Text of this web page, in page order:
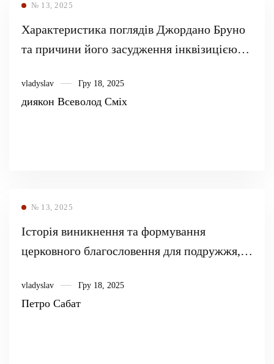
№ 13, 2025
Характеристика поглядів Джордано Бруно
та причини його засудження інквізицією
Джордано Бруно)
vladyslav Гру 18, 2025
диякон Всеволод Сміх
№ 13, 2025
Історія виникнення та формування
церковного благословення для подружжя,
прийняття святого Таїнства Подружжя у
церквах Володимирового Хрещення (1873–
vladyslav Гру 18, 2025
Петро Сабат